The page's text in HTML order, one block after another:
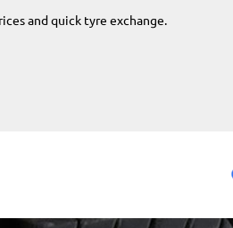
and quick tyre exchange.